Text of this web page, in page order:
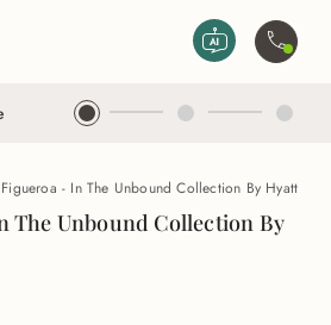
- In The Unbound Collection By Hyatt
The Unbound Collection By